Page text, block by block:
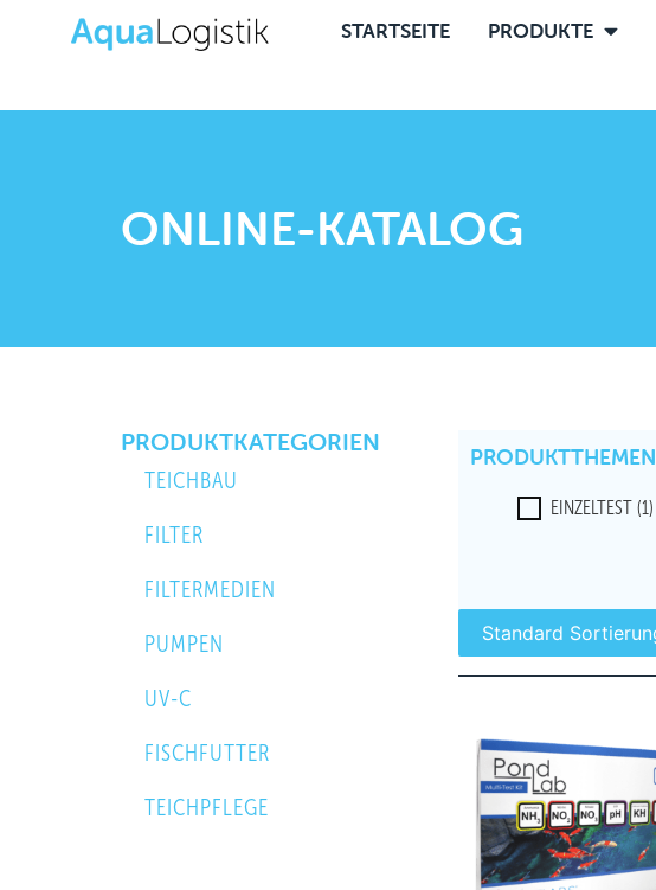
STARTSEITE PRODUKTE
ONLINE-KATALOG
PRODUKTKATEGORIEN
TEICHBAU
FILTER
FILTERMEDIEN
PUMPEN
UV-C
FISCHFUTTER
TEICHPFLEGE
PRODUKTTHEMEN
EINZELTEST (1)